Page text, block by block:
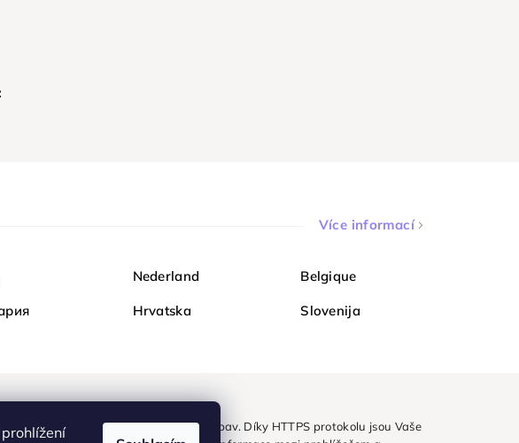
Více informací
Nederland Belgique
Hrvatska Slovenija
na Diamondi bezpečně a bez obav. Díky HTTPS protokolu jsou Vaše